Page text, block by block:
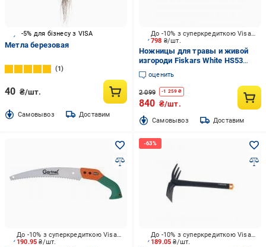
-5% для бізнесу з VISA
Метла березовая
1
40 ₴/шт.
Cамовывоз Доставим
798 ₴/шт.
До -10% з суперкредиткою Visa Вигода
Ножницы для травы и живой
изгороди Fiskars White HS53
(1026931)
оценить
2 099 -1 259 ₴
840 ₴/шт.
Cамовывоз Доставим
190.95₴/шт.
До -10% з суперкредиткою Visa Вигода
189.05₴/шт.
До -10% з суперкредиткою Visa Вигода